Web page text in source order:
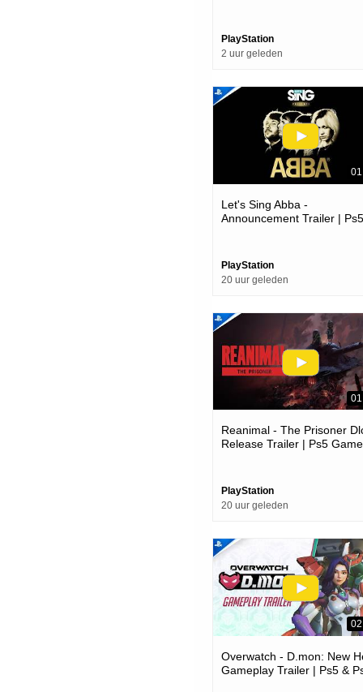
PlayStation
2 uur geleden
Let's Sing Abba -
Announcement Trailer | Ps5
PlayStation
20 uur geleden
Reanimal - The Prisoner
Release Trailer | Ps5
PlayStation
20 uur geleden
Overwatch - D.mon: New
Gameplay Trailer | Ps5 &